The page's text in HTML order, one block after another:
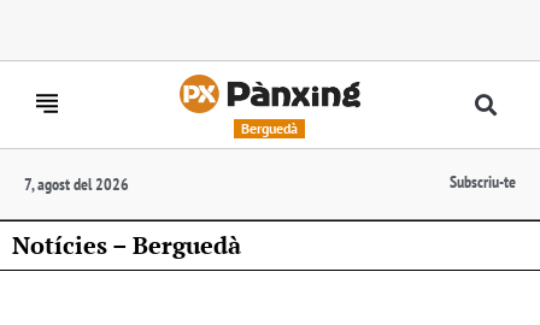
Berguedà
7, agost del 2026 Subscriu-te
Notícies – Berguedà